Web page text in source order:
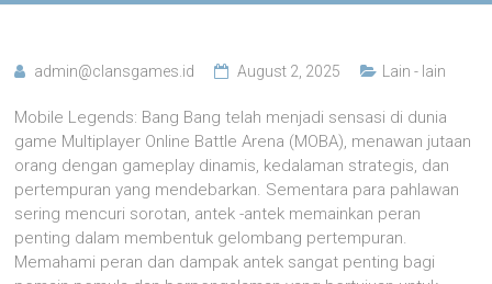
admin@clansgames.id August 2, 2025 Lain - lain
Mobile Legends: Bang Bang telah menjadi sensasi di dunia
game Multiplayer Online Battle Arena (MOBA), menawan jutaan
orang dengan gameplay dinamis, kedalaman strategis, dan
pertempuran yang mendebarkan. Sementara para pahlawan
sering mencuri sorotan, antek -antek memainkan peran
penting dalam membentuk gelombang pertempuran.
Memahami peran dan dampak antek sangat penting bagi